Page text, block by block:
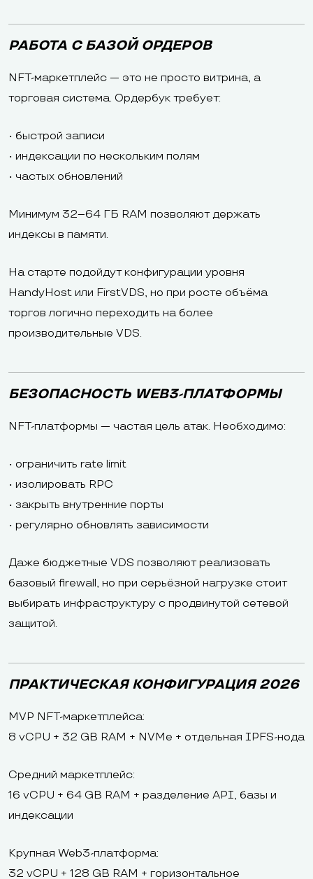
РАБОТА С БАЗОЙ ОРДЕРОВ
NFT-маркетплейс — это не просто витрина, а
торговая система. Ордербук требует:
• быстрой записи
• индексации по нескольким полям
• частых обновлений
Минимум 32–64 ГБ RAM позволяют держать
индексы в памяти.
На старте подойдут конфигурации уровня
HandyHost или FirstVDS, но при росте объёма
торгов логично переходить на более
производительные VDS.
БЕЗОПАСНОСТЬ WEB3-ПЛАТФОРМЫ
NFT-платформы — частая цель атак. Необходимо:
• ограничить rate limit
• изолировать RPC
• закрыть внутренние порты
• регулярно обновлять зависимости
Даже бюджетные VDS позволяют реализовать
базовый firewall, но при серьёзной нагрузке стоит
выбирать инфраструктуру с продвинутой сетевой
защитой.
ПРАКТИЧЕСКАЯ КОНФИГУРАЦИЯ 2026
MVP NFT-маркетплейса:
8 vCPU + 32 GB RAM + NVMe + отдельная IPFS-нода
Средний маркетплейс:
16 vCPU + 64 GB RAM + разделение API, базы и
индексации
Крупная Web3-платформа:
32 vCPU + 128 GB RAM + горизонтальное